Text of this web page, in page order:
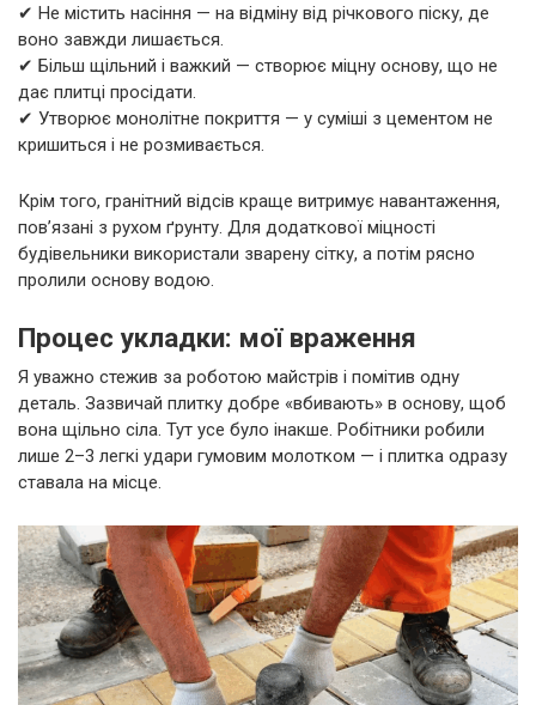
✔ Не містить насіння — на відміну від річкового піску, де
воно завжди лишається.
✔ Більш щільний і важкий — створює міцну основу, що не
дає плитці просідати.
✔ Утворює монолітне покриття — у суміші з цементом не
кришиться і не розмивається.
Крім того, гранітний відсів краще витримує навантаження,
пов’язані з рухом ґрунту. Для додаткової міцності
будівельники використали зварену сітку, а потім рясно
пролили основу водою.
Процес укладки: мої враження
Я уважно стежив за роботою майстрів і помітив одну
деталь. Зазвичай плитку добре «вбивають» в основу, щоб
вона щільно сіла. Тут усе було інакше. Робітники робили
лише 2–3 легкі удари гумовим молотком — і плитка одразу
ставала на місце.